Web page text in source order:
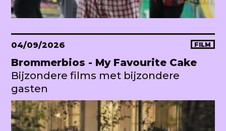
04/09/2026 FILM
Brommerbios - My Favourite Cake
Bijzondere films met bijzondere
gasten